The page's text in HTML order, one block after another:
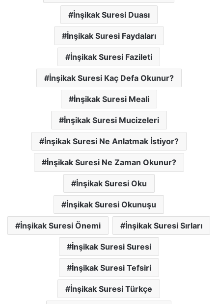
İnşikak Suresi Duası
İnşikak Suresi Faydaları
İnşikak Suresi Fazileti
İnşikak Suresi Kaç Defa Okunur?
İnşikak Suresi Meali
İnşikak Suresi Mucizeleri
İnşikak Suresi Ne Anlatmak İstiyor?
İnşikak Suresi Ne Zaman Okunur?
İnşikak Suresi Oku
İnşikak Suresi Okunuşu
İnşikak Suresi Önemi İnşikak Suresi Sırları
İnşikak Suresi Suresi
İnşikak Suresi Tefsiri
İnşikak Suresi Türkçe